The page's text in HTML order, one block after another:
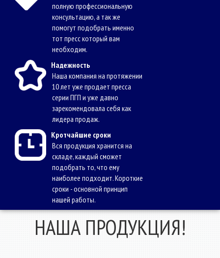
полную профессиональную
консультацию, а так же
помогут подобрать именно
тот пресс который вам
необходим.
Надежность
Наша компания на протяжении
10 лет уже продает пресса
серии ПГП и уже давно
зарекомендовала себя как
лидера продаж.
Кротчайшие сроки
Вся продукция хранится на
складе, каждый сможет
подобрать то, что ему
наиболее подходит. Короткие
сроки - основной принцип
нашей работы.
НАША ПРОДУКЦИЯ!